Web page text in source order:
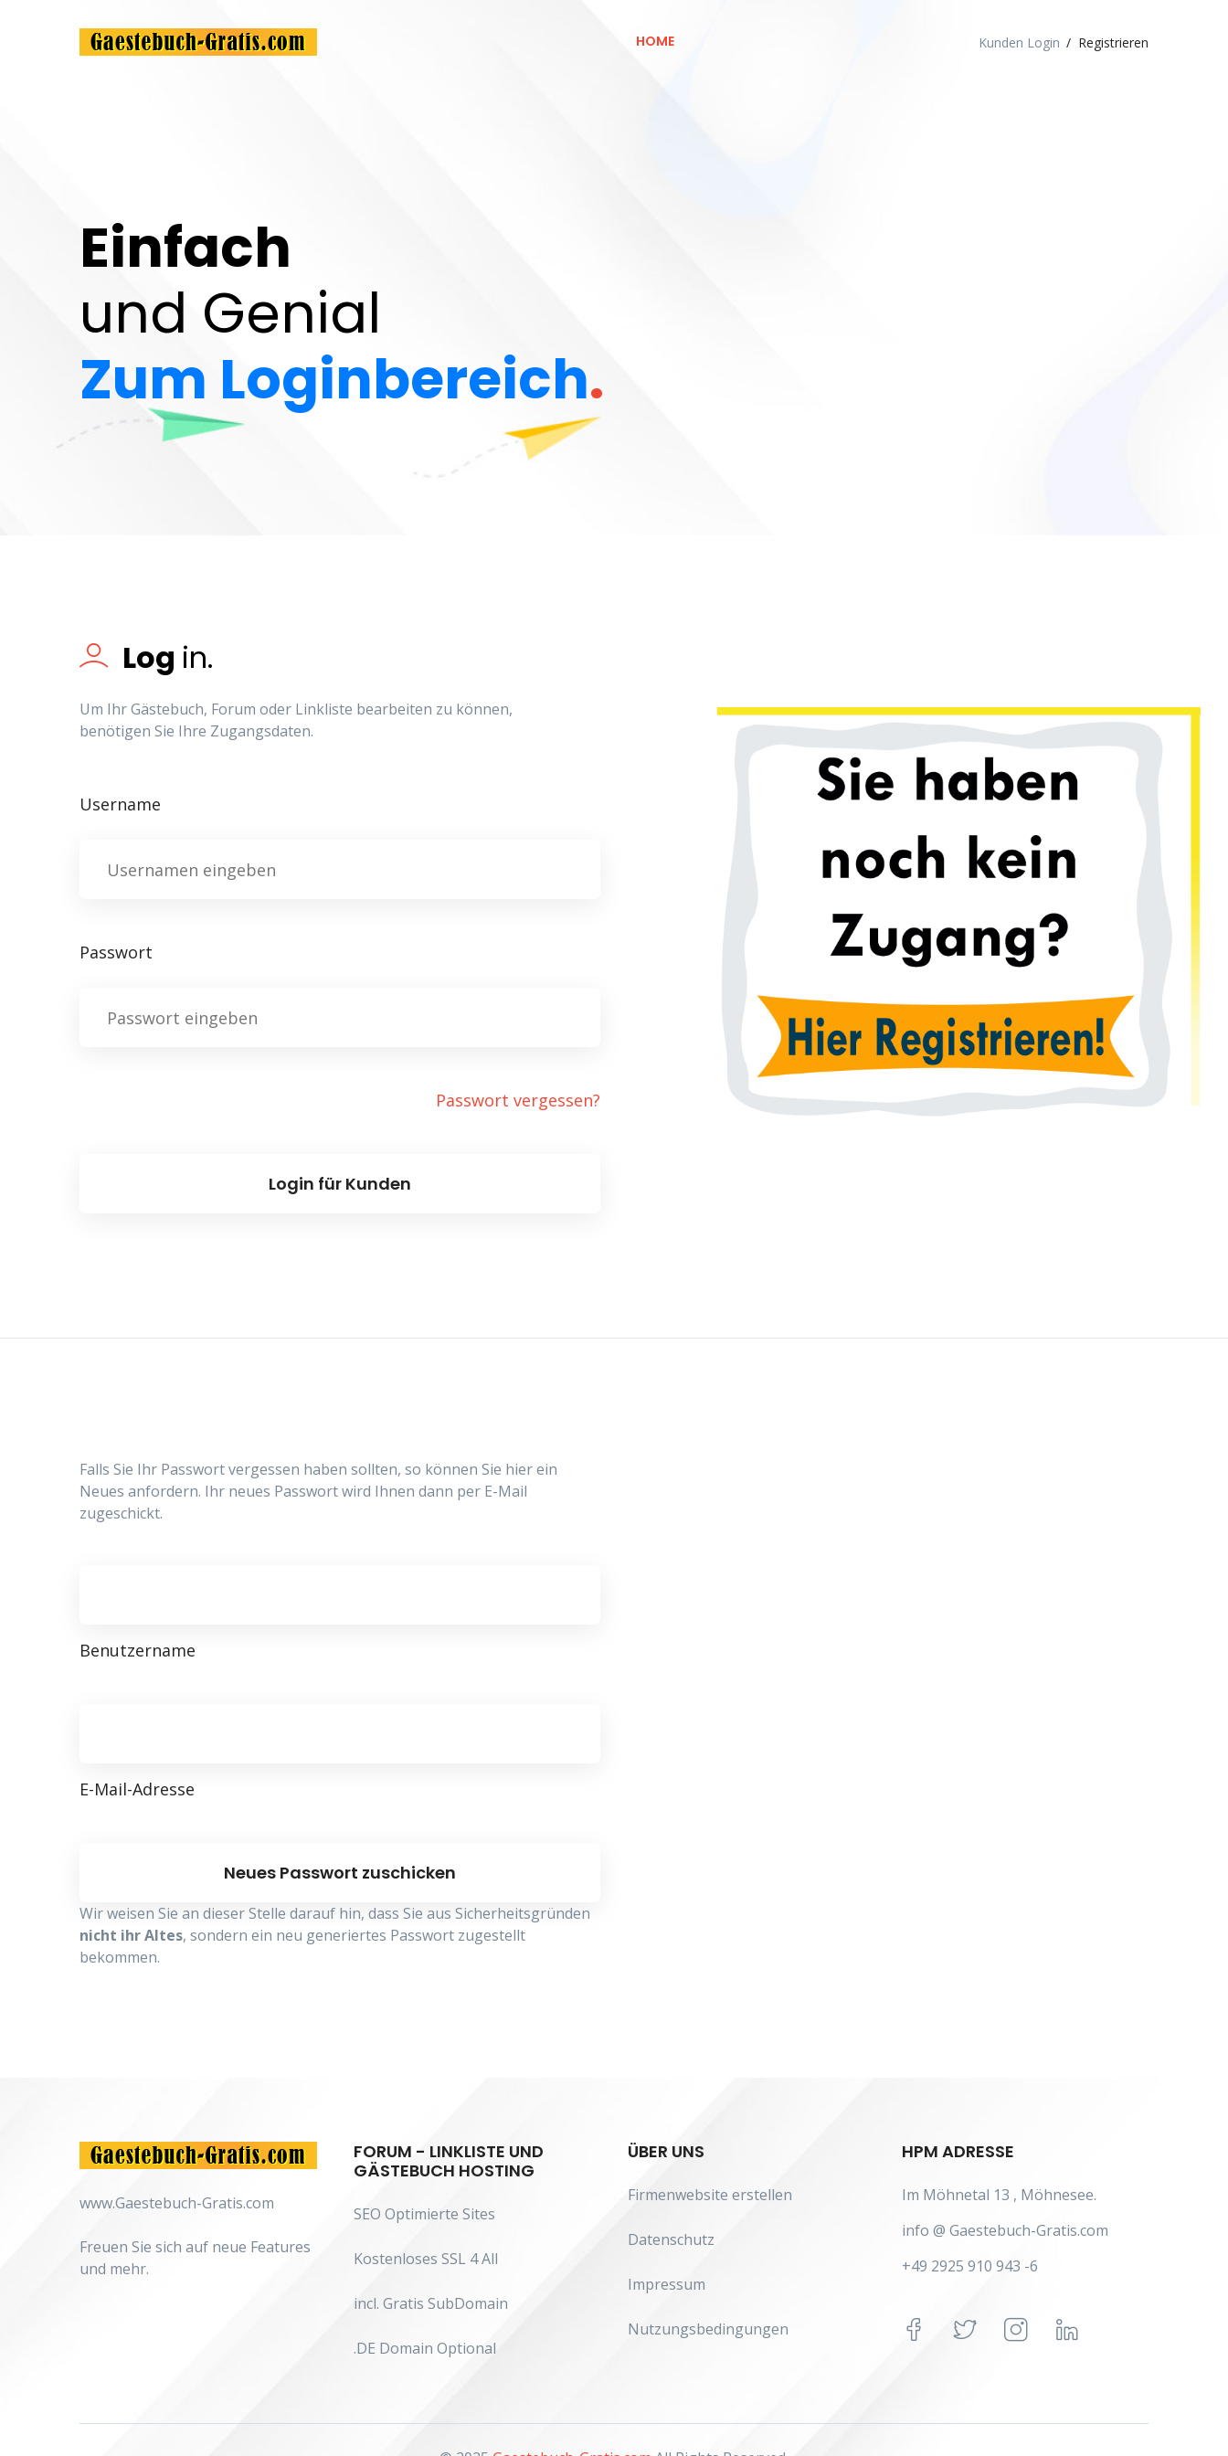
HOME Kunden Login Registrieren
Einfach
und Genial
Zum Loginbereich.
Log in.
Um Ihr Gästebuch, Forum oder Linkliste bearbeiten zu können,
benötigen Sie Ihre Zugangsdaten.
Username
Passwort
Passwort vergessen?
Falls Sie Ihr Passwort vergessen haben sollten, so können Sie hier ein
Neues anfordern. Ihr neues Passwort wird Ihnen dann per E-Mail
zugeschickt.
Benutzername
E-Mail-Adresse
Wir weisen Sie an dieser Stelle darauf hin, dass Sie aus Sicherheitsgründen
nicht ihr Altes, sondern ein neu generiertes Passwort zugestellt
bekommen.
www.Gaestebuch-Gratis.com
Freuen Sie sich auf neue Features
und mehr.
FORUM - LINKLISTE UND
GÄSTEBUCH HOSTING
SEO Optimierte Sites
Kostenloses SSL 4 All
incl. Gratis SubDomain
.DE Domain Optional
ÜBER UNS
Firmenwebsite erstellen
Datenschutz
Impressum
Nutzungsbedingungen
HPM ADRESSE
Im Möhnetal 13 , Möhnesee.
info @ Gaestebuch-Gratis.com
+49 2925 910 943 -6